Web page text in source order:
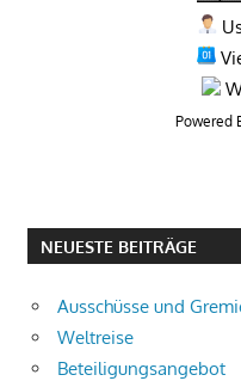
Powered
NEUESTE BEITRÄGE
Ausschüsse und
Weltreise
Beteiligungsangebot